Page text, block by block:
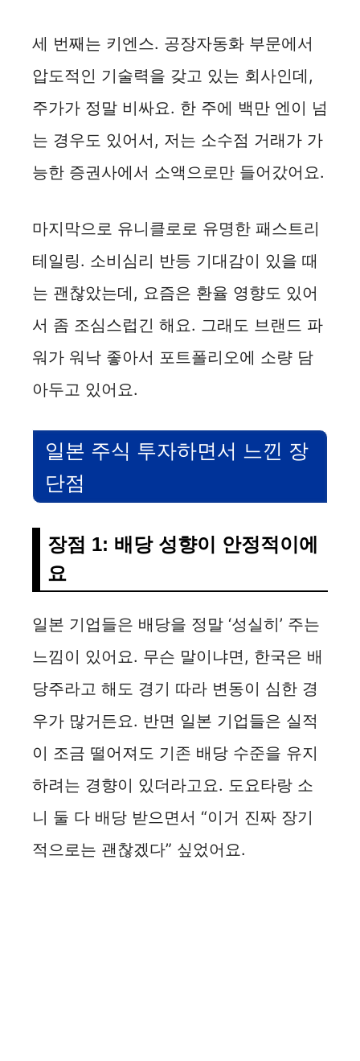
세 번째는 키엔스. 공장자동화 부문에서
압도적인 기술력을 갖고 있는 회사인데,
주가가 정말 비싸요. 한 주에 백만 엔이 넘
는 경우도 있어서, 저는 소수점 거래가 가
능한 증권사에서 소액으로만 들어갔어요.
마지막으로 유니클로로 유명한 패스트리
테일링. 소비심리 반등 기대감이 있을 때
는 괜찮았는데, 요즘은 환율 영향도 있어
서 좀 조심스럽긴 해요. 그래도 브랜드 파
워가 워낙 좋아서 포트폴리오에 소량 담
아두고 있어요.
일본 주식 투자하면서 느낀 장
단점
장점 1: 배당 성향이 안정적이에
요
일본 기업들은 배당을 정말 ‘성실히’ 주는
느낌이 있어요. 무슨 말이냐면, 한국은 배
당주라고 해도 경기 따라 변동이 심한 경
우가 많거든요. 반면 일본 기업들은 실적
이 조금 떨어져도 기존 배당 수준을 유지
하려는 경향이 있더라고요. 도요타랑 소
니 둘 다 배당 받으면서 “이거 진짜 장기
적으로는 괜찮겠다” 싶었어요.